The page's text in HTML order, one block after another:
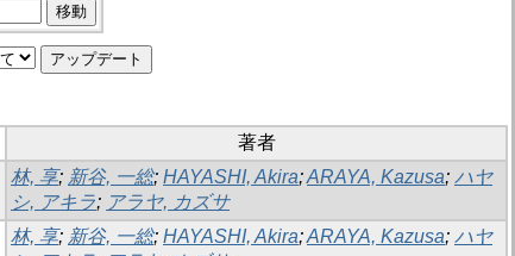
著者
林, 享; 新谷, 一総; HAYASHI, Akira;ARAYA, Kazusa; ハヤ
シ, アキラ; アラヤ, カズサ
林, 享; 新谷, 一総; HAYASHI, Akira;ARAYA, Kazusa; ハヤ